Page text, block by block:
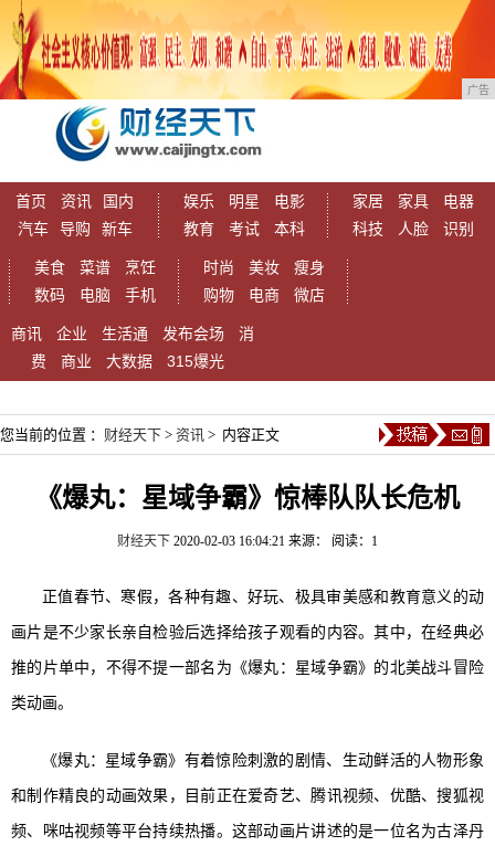
广告
首页 资讯
国内
汽车
导购 新车
娱乐 明星
电影
教育
考试 本科
家居 家具
电器
科技
人脸 识别
美食 菜谱
烹饪
数码
电脑 手机
时尚 美妆
瘦身
购物
电商 微店
商讯 企业 生活通 发布会场
消
费
商业 大数据 315爆光
您当前的位置 ： 财经天下 > 资讯 > 内容正文
《爆丸：星域争霸》惊棒队队长危机
财经天下 2020-02-03 16:04:21 来源： 阅读：1
正值春节、寒假，各种有趣、好玩、极具审美感和教育意义的动
画片是不少家长亲自检验后选择给孩子观看的内容。其中，在经典必
推的片单中，不得不提一部名为《爆丸：星域争霸》的北美战斗冒险
类动画。
《爆丸：星域争霸》有着惊险刺激的剧情、生动鲜活的人物形象
和制作精良的动画效果，目前正在爱奇艺、腾讯视频、优酷、搜狐视
频、咪咕视频等平台持续热播。这部动画片讲述的是一位名为古泽丹